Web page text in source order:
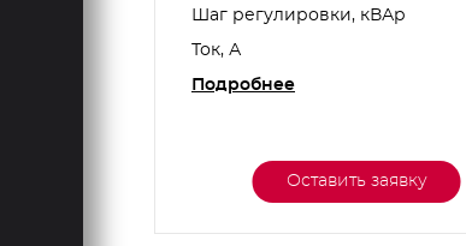
Шаг регулировки, кВАр
Ток, А
Подробнее
Оставить заявку